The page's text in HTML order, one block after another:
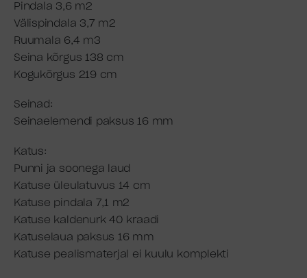
Pindala 3,6 m2
Välispindala 3,7 m2
Ruumala 6,4 m3
Seina kõrgus 138 cm
Kogukõrgus 219 cm
Seinad:
Seinaelemendi paksus 16 mm
Katus:
Punni ja soonega laud
Katuse üleulatuvus 14 cm
Katuse pindala 7,1 m2
Katuse kaldenurk 40 kraadi
Katuselaua paksus 16 mm
Katuse pealismaterjal ei kuulu komplekti